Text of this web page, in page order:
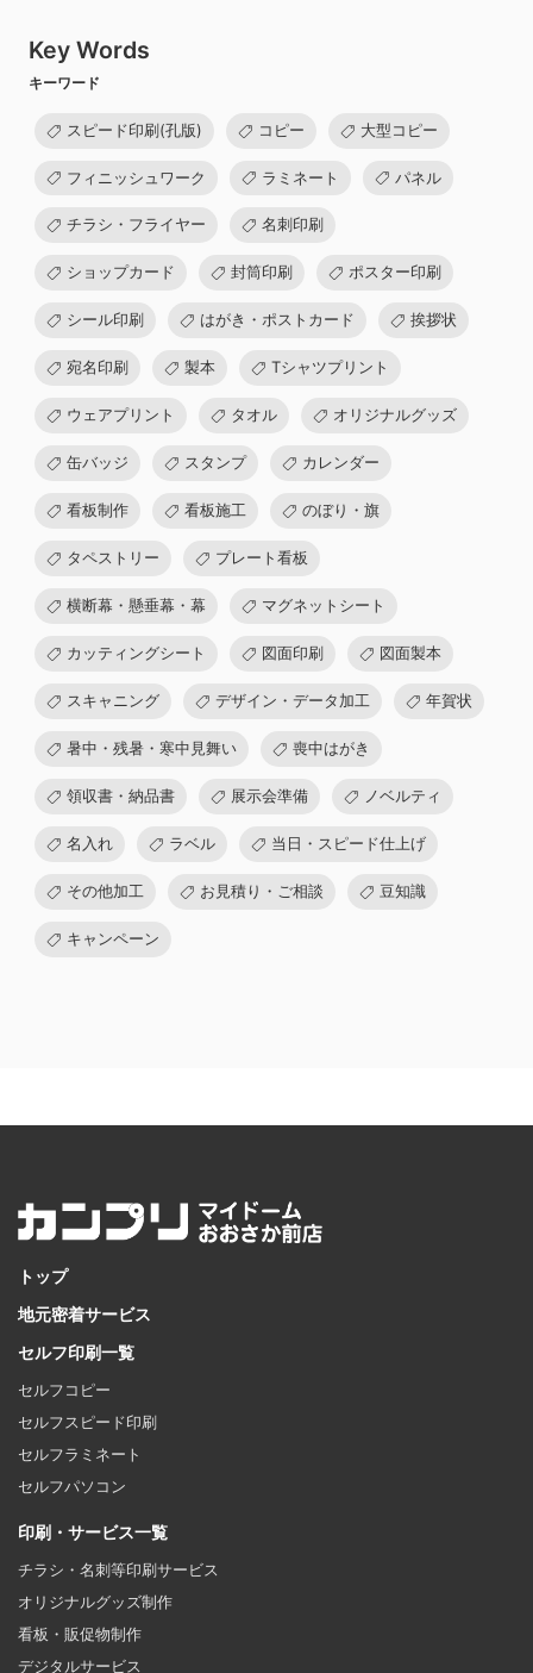
Key Words
キーワード
スピード印刷(孔版) コピー 大型コピー
フィニッシュワーク ラミネート パネル
チラシ・フライヤー 名刺印刷
ショップカード 封筒印刷 ポスター印刷
シール印刷 はがき・ポストカード 挨拶状
宛名印刷 製本 Tシャツプリント
ウェアプリント タオル オリジナルグッズ
缶バッジ スタンプ カレンダー
看板制作 看板施工 のぼり・旗
タペストリー プレート看板
横断幕・懸垂幕・幕 マグネットシート
カッティングシート 図面印刷 図面製本
スキャニング デザイン・データ加工 年賀状
暑中・残暑・寒中見舞い 喪中はがき
領収書・納品書 展示会準備 ノベルティ
名入れ ラベル 当日・スピード仕上げ
その他加工 お見積り・ご相談 豆知識
キャンペーン
トップ
地元密着サービス
セルフ印刷一覧
セルフコピー
セルフスピード印刷
セルフラミネート
セルフパソコン
印刷・サービス一覧
チラシ・名刺等印刷サービス
オリジナルグッズ制作
看板・販促物制作
デジタルサービス